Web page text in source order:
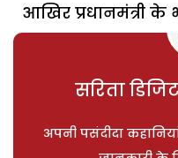
आखिर प्रधानमंत्री के
सरिता
अपनी पसंदीदा